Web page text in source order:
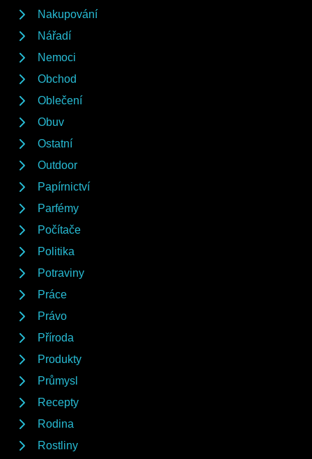
Nakupování
Nářadí
Nemoci
Obchod
Oblečení
Obuv
Ostatní
Outdoor
Papírnictví
Parfémy
Počítače
Politika
Potraviny
Práce
Právo
Příroda
Produkty
Průmysl
Recepty
Rodina
Rostliny